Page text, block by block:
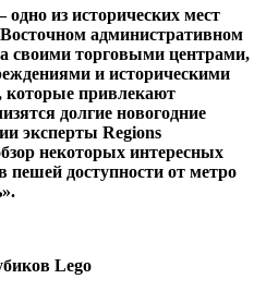
из исторических мест
административном
своими торговыми центрами,
и историческими
которые привлекают
долгие новогодние
эксперты Regions
некоторых интересных
пешей доступности от метро
Lego